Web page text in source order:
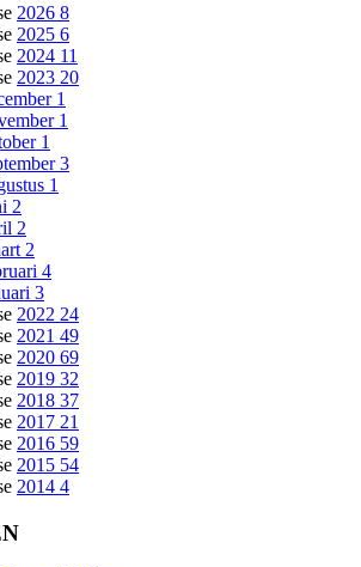
2026 8
2025 6
2024 11
2023 20
1
1
1
3
1
2
2
2
4
3
2022 24
2021 49
2020 69
2019 32
2018 37
2017 21
2016 59
2015 54
2014 4